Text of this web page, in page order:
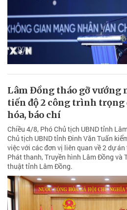
Lâm Đồng tháo gỡ vướng
tiến độ 2 công trình
hóa, báo chí
Chiều 4/8, Phó Chủ tịch UBND tỉnh
Chủ tịch UBND tỉnh Đinh Văn Tuấn
việc với các đơn vị liên quan về 2 dự
Phát thanh, Truyền hình Lâm Đồng và
thuật tỉnh Lâm Đồng.